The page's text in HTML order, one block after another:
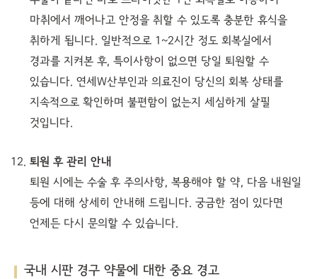
마취에서 깨어나고 안정을 취할 수 있도록 충분한 휴식을
취하게 됩니다. 일반적으로 1~2시간 정도 회복실에서
경과를 지켜본 후, 특이사항이 없으면 당일 퇴원할 수
있습니다. 연세W산부인과 의료진이 당신의 회복 상태를
지속적으로 확인하며 불편함이 없는지 세심하게 살필
것입니다.
퇴원 후 관리 안내
퇴원 시에는 수술 후 주의사항, 복용해야 할 약, 다음 내원일
등에 대해 상세히 안내해 드립니다. 궁금한 점이 있다면
언제든 다시 문의할 수 있습니다.
국내 시판 경구 약물에 대한 중요 경고